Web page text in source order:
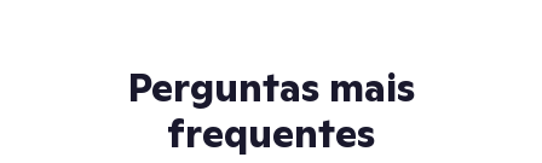
Perguntas mais
frequentes